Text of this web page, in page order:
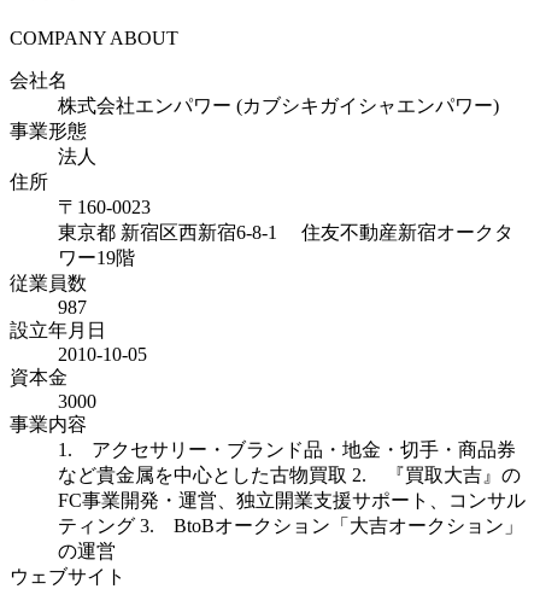
COMPANY ABOUT
会社名
株式会社エンパワー (カブシキガイシャエンパワー)
事業形態
法人
住所
〒 160-0023
東京都 新宿区西新宿6-8-1 住友不動産新宿オークタ
ワー19階
従業員数
987
設立年月日
2010-10-05
資本金
3000
事業内容
1. アクセサリー・ブランド品・地金・切手・商品券
など貴金属を中心とした古物買取 2. 『買取大吉』の
FC事業開発・運営、独立開業支援サポート、コンサル
ティング 3. BtoBオークション「大吉オークション」
の運営
ウェブサイト